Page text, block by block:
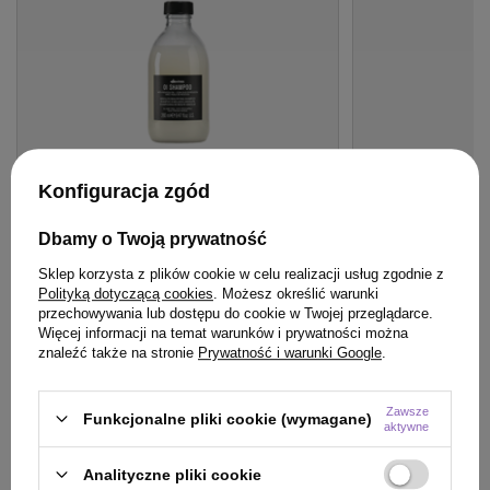
OFERTA BESTSELLER
Beautifying do włosów 280 ml
96,90 zł / szt.
(34,61 zł / 100ml)
wprowadzeniem obniżki:96,90 zł 0%
zwiększający
47,80 zł
(9,56 zł / 100ml)
wprowadzeniem
Cena katalogowa:
Konfiguracja zgód
Dbamy o Twoją prywatność
Sklep korzysta z plików cookie w celu realizacji usług zgodnie z
Polityką dotyczącą cookies . Możesz określić warunki
przechowywania lub dostępu do cookie w Twojej przeglądarce.
Więcej informacji na temat warunków i prywatności można
znaleźć także na stronie Prywatność i warunki Google
Funkcjonalne pliki cookie (wymagane)
Zawsze
aktywne
Analityczne pliki cookie